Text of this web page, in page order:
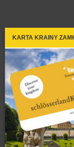
KARTA KRAINY